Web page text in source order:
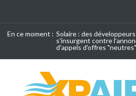
En ce moment : Solaire : des développeurs
s'insurgent contre
d'appels d'offres "neutres"